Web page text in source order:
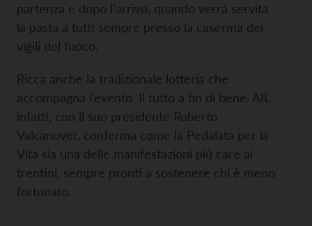
partenza e dopo l’arrivo, quando verrà servita
la pasta a tutti sempre presso la caserma dei
vigili del fuoco.
Ricca anche la tradizionale lotteria che
accompagna l’evento. Il tutto a fin di bene. AIL
infatti, con il suo presidente Roberto
Valcanover, conferma come la Pedalata per la
Vita sia una delle manifestazioni più care ai
trentini, sempre pronti a sostenere chi è meno
fortunato.